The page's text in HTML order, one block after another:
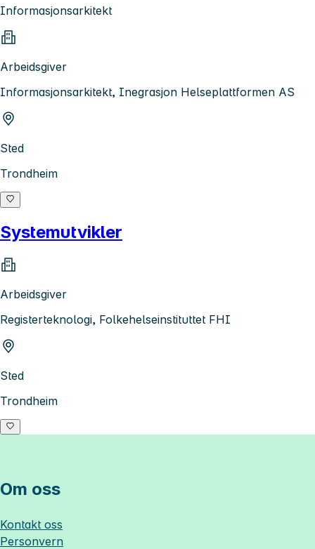
Informasjonsarkitekt
Arbeidsgiver
Informasjonsarkitekt, Inegrasjon Helseplattformen AS
Sted
Trondheim
Systemutvikler
Arbeidsgiver
Registerteknologi, Folkehelseinstituttet FHI
Sted
Trondheim
Om oss
Kontakt oss
Personvern